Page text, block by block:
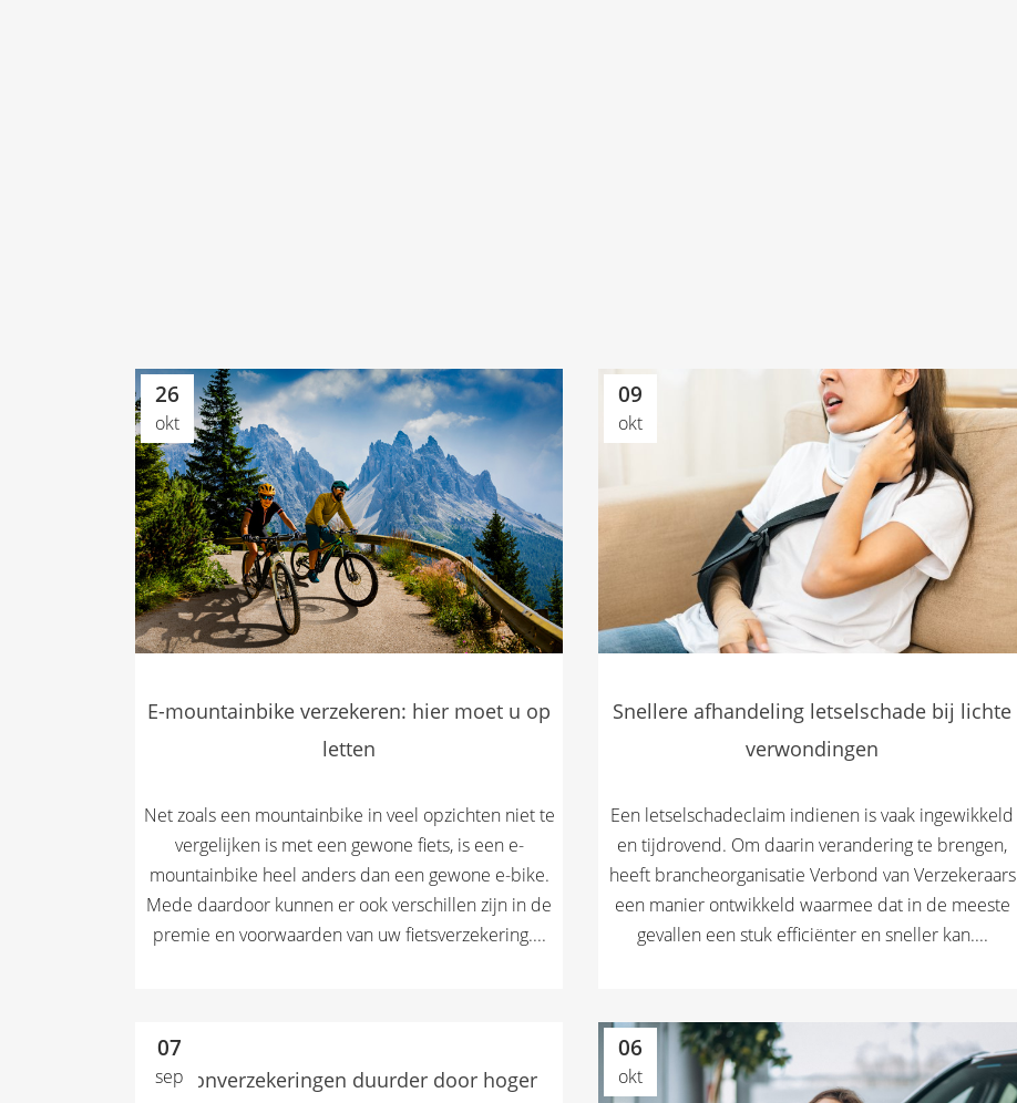
26
okt
E-mountainbike verzekeren: hier moet u op
letten
Net zoals een mountainbike in veel opzichten niet te
vergelijken is met een gewone fiets, is een e-
mountainbike heel anders dan een gewone e-bike.
Mede daardoor kunnen er ook verschillen zijn in de
premie en voorwaarden van uw fietsverzekering....
09
okt
Snellere afhandeling letselschade bij lichte
verwondingen
Een letselschadeclaim indienen is vaak ingewikkeld
en tijdrovend. Om daarin verandering te brengen,
heeft brancheorganisatie Verbond van Verzekeraars
een manier ontwikkeld waarmee dat in de meeste
gevallen een stuk efficiënter en sneller kan....
06
okt
07
sep
Woonverzekeringen duurder door hoger